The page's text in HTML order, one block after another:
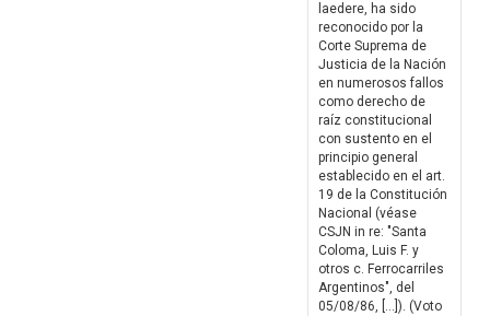
laedere, ha sido
reconocido por la
Corte Suprema de
Justicia de la Nación
en numerosos fallos
como derecho de
raíz constitucional
con sustento en el
principio general
establecido en el art.
19 de la Constitución
Nacional (véase
CSJN in re: "Santa
Coloma, Luis F. y
otros c. Ferrocarriles
Argentinos", del
05/08/86, […]). (Voto